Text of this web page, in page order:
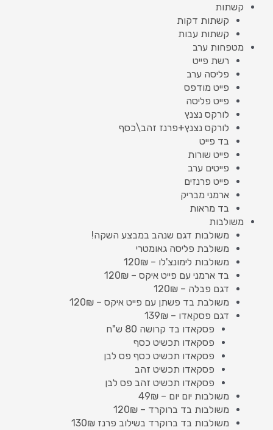
קשתות
קשתות דקות
קשתות עבות
מטפחות ערב
רשת פייט
פליסה ערב
פייט מודפס
פייט פליסה
לורקס נצנץ
לורקס נצנץ+פרנז זהב\כסף
בד פייט
פייט שורות
פייטים ערב
פייט פרנזים
ארמני מבריק
בד מראות
משולבות
משולבות דגם שנהב במבצע השקה!
משולבת פליסה גאומטרי
משולבות לימונצ'לו – 120₪
בד ארמני עם פייט איקס – 120₪
דגם פבלה – 120₪
משולבת בד פשתן עם פייט איקס – 120₪
דגם פסקאדו – 139₪
פסקאדו בד קרושה 80 ש"ח
פסקאדו תכשיט כסף
פסקאדו תכשיט כסף פס לבן
פסקאדו תכשיט זהב
פסקאדו תכשיט זהב פס לבן
משולבות יום יום – 49₪
משולבות בד ברוקרד – 120₪
משולבות בד ברוקרד בשילוב פרנז 130₪